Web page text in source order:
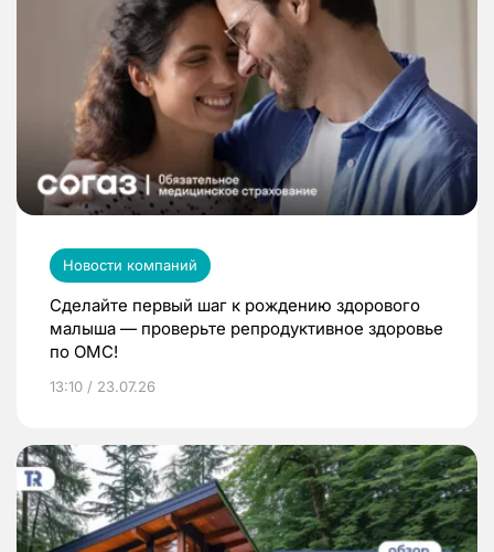
Новости компаний
Сделайте первый шаг к рождению здорового
малыша — проверьте репродуктивное здоровье
по ОМС!
13:10 / 23.07.26